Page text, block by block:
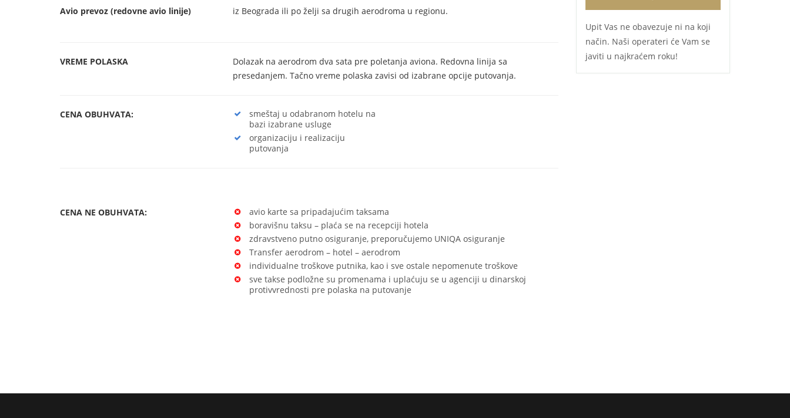
Avio prevoz (redovne avio linije) iz Beograda ili po želji sa drugih aerodroma u regionu.
VREME POLASKA
Dolazak na aerodrom dva sata pre poletanja aviona. Redovna linija sa
presedanjem. Tačno vreme polaska zavisi od izabrane opcije putovanja.
CENA OBUHVATA:
smeštaj u odabranom hotelu na
bazi izabrane usluge
organizaciju i realizaciju
putovanja
CENA NE OBUHVATA:
avio karte sa pripadajućim taksama
boravišnu taksu – plaća se na recepciji hotela
zdravstveno putno osiguranje, preporučujemo UNIQA osiguranje
Transfer aerodrom – hotel – aerodrom
individualne troškove putnika, kao i sve ostale nepomenute troškove
sve takse podložne su promenama i uplaćuju se u agenciji u dinarskoj
protivvrednosti pre polaska na putovanje
Upit Vas ne obavezuje ni na koji
način. Naši operateri će Vam se
javiti u najkraćem roku!